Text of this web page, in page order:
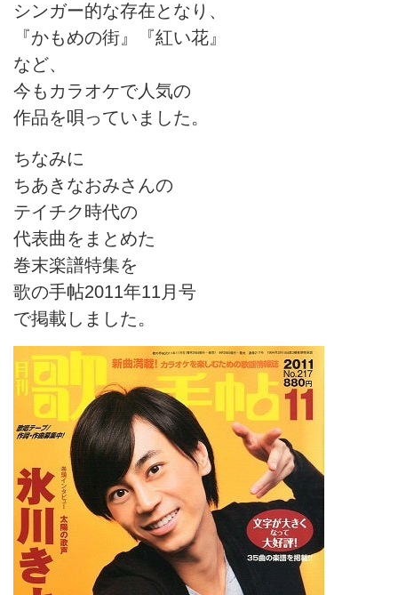
シンガー的な存在となり、
『かもめの街』『紅い花』
など、
今もカラオケで人気の
作品を唄っていました。
ちなみに
ちあきなおみさんの
テイチク時代の
代表曲をまとめた
巻末楽譜特集を
歌の手帖2011年11月号
で掲載しました。